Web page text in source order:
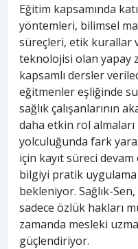
Eğitim kapsamında
yöntemleri, bilimsel
süreçleri, etik kurallar
teknolojisi olan yapay
kapsamlı dersler
eğitmenler eşliğinde
sağlık çalışanlarının
daha etkin rol
yolculuğunda fark
için kayıt süreci
bilgiyi pratik
bekleniyor. Sağlık-
sadece özlük hakları
zamanda mesleki
güçlendiriyor.